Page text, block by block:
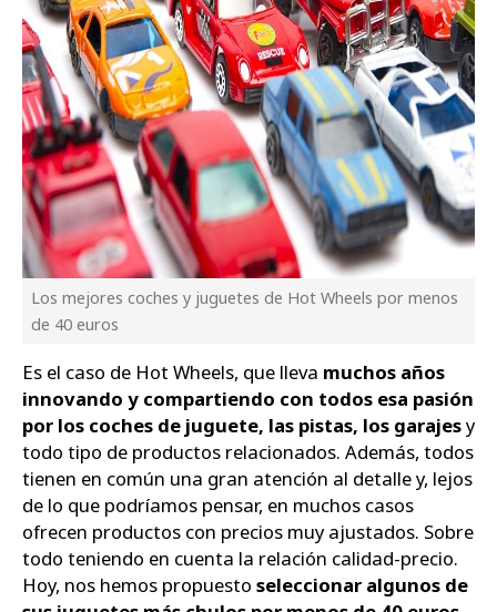
Los mejores coches y juguetes de Hot Wheels por menos
de 40 euros
Es el caso de Hot Wheels, que lleva muchos años
innovando y compartiendo con todos esa pasión
por los coches de juguete, las pistas, los garajesy
todo tipo de productos relacionados. Además, todos
tienen en común una gran atención al detalle y, lejos
de lo que podríamos pensar, en muchos casos
ofrecen productos con precios muy ajustados. Sobre
todo teniendo en cuenta la relación calidad-precio.
Hoy, nos hemos propuesto seleccionar algunos de